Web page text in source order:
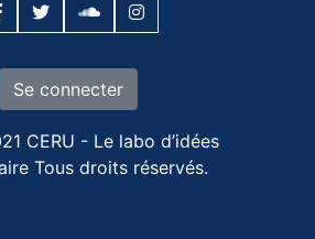
Se connecter
CERU - Le labo d’idées
Tous droits réservés.